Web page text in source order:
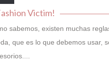
Victim!
sabemos, existen muchas
que es lo que debemos usar,